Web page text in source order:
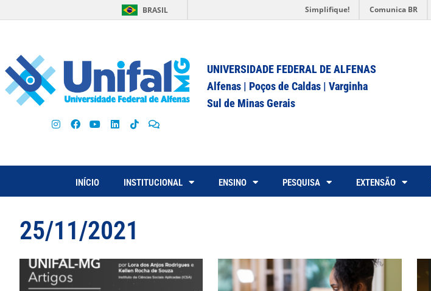
BRASIL Simplifique! Comunica BR
UNIVERSIDADE FEDERAL DE ALFENAS
Alfenas | Poços de Caldas | Varginha
Sul de Minas Gerais
INÍCIO INSTITUCIONAL ENSINO PESQUISA EXTENSÃO
25/11/2021